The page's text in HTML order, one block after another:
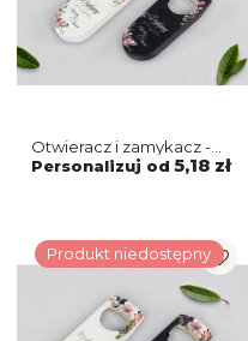
Otwieracz i zamykacz -
Akwarelowe Wianki
Motyw 3
Personalizuj od 5,18 zł
Produkt niedostępny